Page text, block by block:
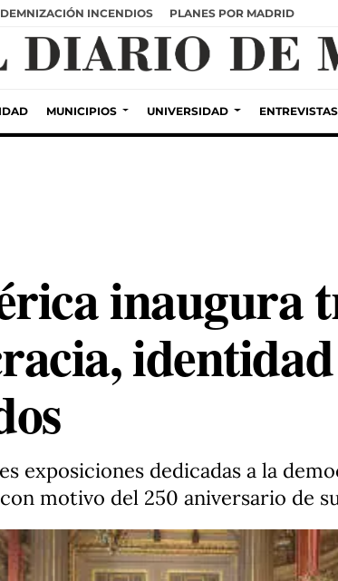
INCENDIOS PLANES POR MADRID
MUNICIPIOS UNIVERSIDAD ENTREVISTAS
inaugura
exposiciones dedicadas a la
motivo del 250 aniversario de